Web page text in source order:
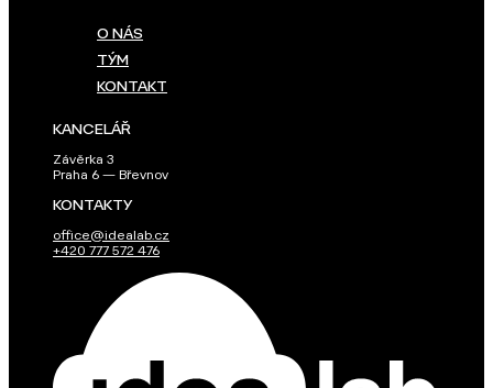
O NÁS
TÝM
KONTAKT
KANCELÁŘ
Závěrka 3
Praha 6 — Břevnov
KONTAKTY
office@idealab.cz
+420 777 572 476